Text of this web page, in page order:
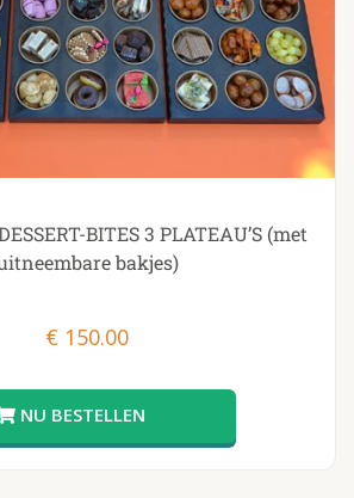
BITES 3 PLATEAU’S (met
bakjes)
€ 150.00